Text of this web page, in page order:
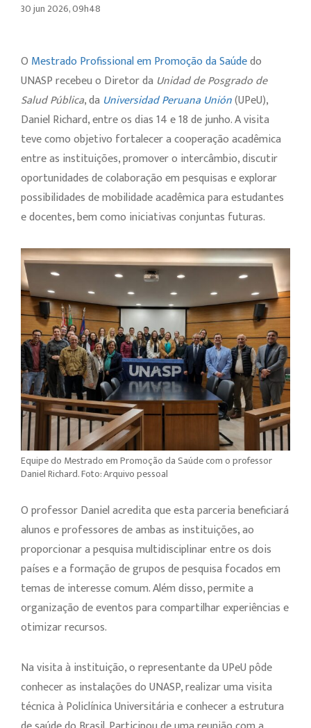
30 jun 2026, 09h48
O Mestrado Profissional em Promoção da Saúdedo
UNASP recebeu o Diretor da Unidad de Posgrado de
Salud Pública, da Universidad Peruana Unión(UPeU),
Daniel Richard, entre os dias 14 e 18 de junho. A visita
teve como objetivo fortalecer a cooperação acadêmica
entre as instituições, promover o intercâmbio, discutir
oportunidades de colaboração em pesquisas e explorar
possibilidades de mobilidade acadêmica para estudantes
e docentes, bem como iniciativas conjuntas futuras.
Equipe do Mestrado em Promoção da Saúde com o professor
Daniel Richard. Foto: Arquivo pessoal
O professor Daniel acredita que esta parceria beneficiará
alunos e professores de ambas as instituições, ao
proporcionar a pesquisa multidisciplinar entre os dois
países e a formação de grupos de pesquisa focados em
temas de interesse comum. Além disso, permite a
organização de eventos para compartilhar experiências e
otimizar recursos.
Na visita à instituição, o representante da UPeU pôde
conhecer as instalações do UNASP, realizar uma visita
técnica à Policlínica Universitária e conhecer a estrutura